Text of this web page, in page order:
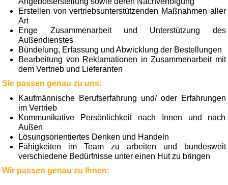
Erstellen von vertriebsunterstützenden Maßnahmen aller
Art
Enge Zusammenarbeit und Unterstützung des
Außendienstes
Bündelung, Erfassung und Abwicklung der Bestellungen
Bearbeitung von Reklamationen in Zusammen­arbeit mit
dem Vertrieb und Lieferanten
Sie passen genau zu uns:
Kaufmännische Berufserfahrung und/ oder Erfahrungen
im Vertrieb
Kommunikative Persönlichkeit nach Innen und nach
Außen
Lösungsorientiertes Denken und Handeln
Fähigkeiten im Team zu arbeiten und bundesweit
verschiedene Bedürfnisse unter einen Hut zu bringen
Wir passen genau zu Ihnen: